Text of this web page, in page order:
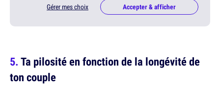
Gérer mes choix Accepter & afficher
Ta pilosité en fonction de la longévité de
ton couple